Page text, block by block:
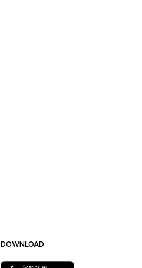
DOWNLOAD